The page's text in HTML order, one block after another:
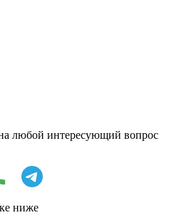
любой интересующий вопрос
ниже